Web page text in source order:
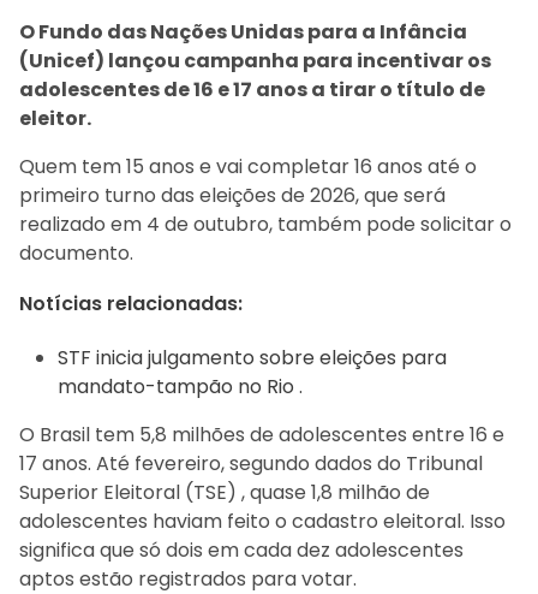
O Fundo das Nações Unidas para a Infância
(Unicef) lançou campanha para incentivar os
adolescentes de 16 e 17 anos a tirar o título de
eleitor.
Quem tem 15 anos e vai completar 16 anos até o
primeiro turno das eleições de 2026, que será
realizado em 4 de outubro, também pode solicitar o
documento.
Notícias relacionadas:
STF inicia julgamento sobre eleições para
mandato-tampão no Rio .
O Brasil tem 5,8 milhões de adolescentes entre 16 e
17 anos. Até fevereiro, segundo dados do Tribunal
Superior Eleitoral (TSE) , quase 1,8 milhão de
adolescentes haviam feito o cadastro eleitoral. Isso
significa que só dois em cada dez adolescentes
aptos estão registrados para votar.